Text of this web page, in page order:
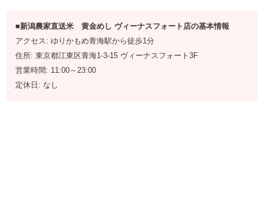
■新潟農家直送米 黄金めし ヴィーナスフォート店の基本情報
アクセス: ゆりかもめ青海駅から徒歩1分
住所: 東京都江東区青海1-3-15 ヴィーナスフォート3F
営業時間: 11:00～23:00
定休日: なし